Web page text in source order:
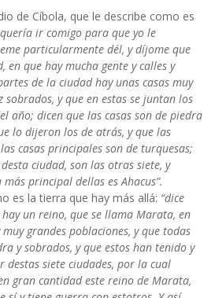
de Cíbola, que le describe como es
ir comigo para que yo le
particularmente dél, y díjome que
en que hay mucha gente y calles y
de la ciudad hay unas casas muy
sobrados, y que en estas se juntan los
año; dicen que las casas son de piedra
lo dijeron los de atrás, y que las
casas principales son de turquesas;
ciudad, son las otras siete, y
principal dellas es Ahacus”.
es la tierra que hay más allá: “dice
un reino, que se llama Marata, en
grandes poblaciones, y que todas
y sobrados, y que estos han tenido y
destas siete ciudades, por la cual
gran cantidad este reino de Marata,